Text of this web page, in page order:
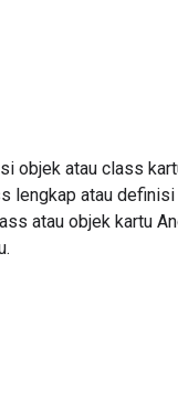
objek atau class
lengkap atau
atau objek kartu